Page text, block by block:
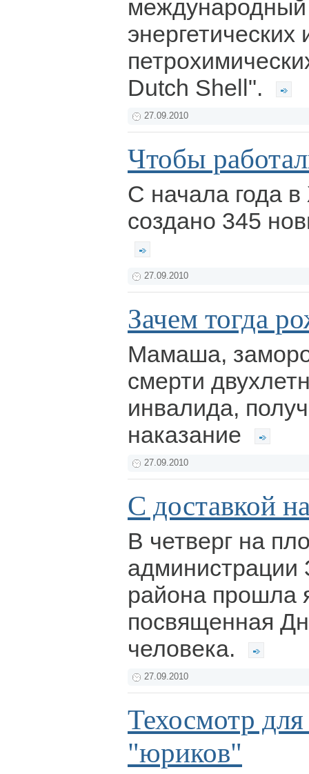
энергетических
Dutch Shell".
27.09.2010
Чтобы
С начала года
создано 345
27.09.2010
Зачем тогда
Мамаша,
смерти
инвалида,
наказание
27.09.2010
С доставкой
В четверг на
администрации
района прошла
посвященная
человека.
27.09.2010
Техосмотр
"юриков"